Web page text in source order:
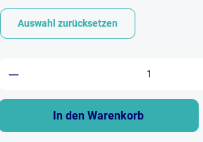
Auswahl zurücksetzen
Anzahl: Gib den
In den Warenkorb